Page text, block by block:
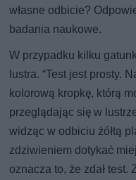
własne odbicie?
badania naukowe.
W przypadku kilku
lustra. “Test jest prosty.
kolorową kropkę, którą
przeglądając się w
widząc w odbiciu żółtą
zdziwieniem dotykać
oznacza to, że zdał